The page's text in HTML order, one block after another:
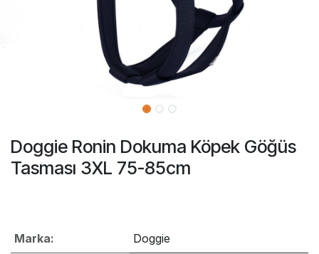
Doggie Ronin Dokuma Köpek Göğüs
Tasması 3XL 75-85cm
Marka: Doggie